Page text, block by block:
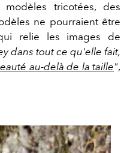
tricotées, des
ne pourraient être
relie les images de
dans tout ce qu'elle fait,
au-delà de la taille",